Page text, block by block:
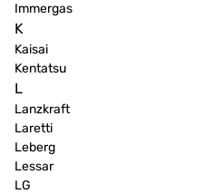
Immergas
K
Kaisai
Kentatsu
L
Lanzkraft
Laretti
Leberg
Lessar
LG